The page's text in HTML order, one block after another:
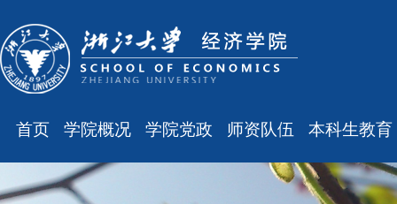
首页 学院概况
学院简介
学院党政 师资队伍
最新消息
本科生教育
最新消息